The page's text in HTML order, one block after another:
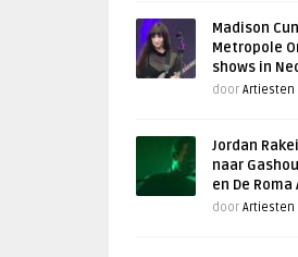
Madison
Metropole
shows in
door Artiesten
Jordan
naar
en De
door Artiesten